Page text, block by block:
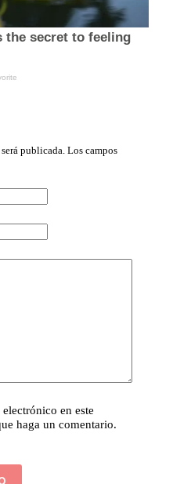
publicada. Los campos
en este
haga un comentario.